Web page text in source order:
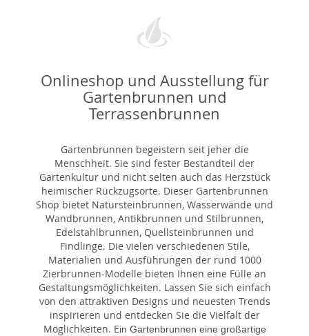
Onlineshop und Ausstellung für
Gartenbrunnen und
Terrassenbrunnen
Gartenbrunnen begeistern seit jeher die
Menschheit. Sie sind fester Bestandteil der
Gartenkultur und nicht selten auch das Herzstück
heimischer Rückzugsorte. Dieser Gartenbrunnen
Shop bietet Natursteinbrunnen, Wasserwände und
Wandbrunnen, Antikbrunnen und Stilbrunnen,
Edelstahlbrunnen, Quellsteinbrunnen und
Findlinge. Die vielen verschiedenen Stile,
Materialien und Ausführungen der rund 1000
Zierbrunnen-Modelle bieten Ihnen eine Fülle an
Gestaltungsmöglichkeiten. Lassen Sie sich einfach
von den attraktiven Designs und neuesten Trends
inspirieren und entdecken Sie die Vielfalt der
Möglichkeiten. Ein Gartenbrunnen eine großartige